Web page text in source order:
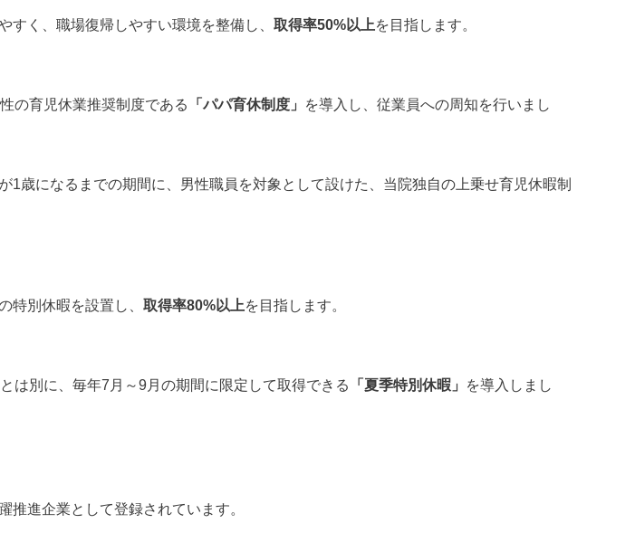
すく、職場復帰しやすい環境を整備し、 取得率50%以上を目指します。
の育児休業推奨制度である 「パパ育休制度」
を導入し、従業員への周知を行いまし
1歳になるまでの期間に、男性職員を対象として設けた、当院独自の上乗せ育児休暇制
特別休暇を設置し、 取得率80%以上を目指します。
は別に、毎年7月～9月の期間に限定して取得できる 「夏季特別休暇」
を導入しまし
推進企業として登録されています。